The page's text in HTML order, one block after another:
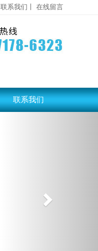
联系我们丨 在线留言
联系我们